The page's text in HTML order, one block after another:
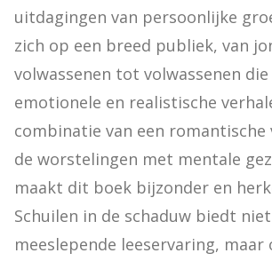
uitdagingen van persoonlijke
zich op een breed publiek, van
volwassenen tot volwassenen
emotionele en realistische
combinatie van een romantische
de worstelingen met mentale
maakt dit boek bijzonder en
Schuilen in de schaduw biedt
meeslepende leeservaring, maar